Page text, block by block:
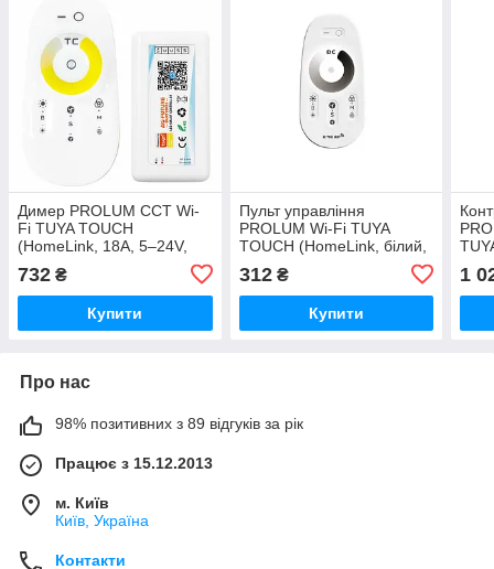
Димер PROLUM CCT Wi-
Fi TUYA TOUCH
(HomeLink, 18A, 5–24V,
IP20, сенсорне керування,
сумісність з Google Home /
Home Assistant / Tuy
732 ₴
Купити
Пульт управління
PROLUM Wi-Fi TUYA
TOUCH (HomeLink, білий,
IP20, керування зі
смартфона, сумісність з
312₴
Купити
1
Про нас
98% позитивних з 89 відгуків за рік
Працює з 15.12.2013
м. Київ
Київ, Україна
Контакти